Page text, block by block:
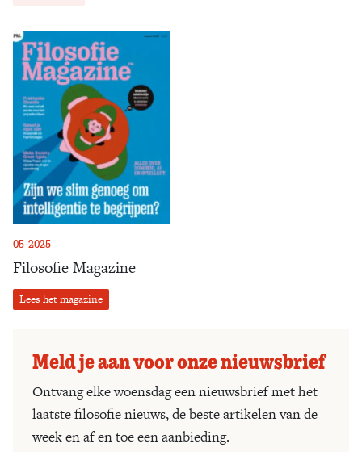
05-2025
Filosofie Magazine
Lees het magazine
Meld je aan voor onze nieuwsbrief
Ontvang elke woensdag een nieuwsbrief met het
laatste filosofie nieuws, de beste artikelen van de
week en af en toe een aanbieding.